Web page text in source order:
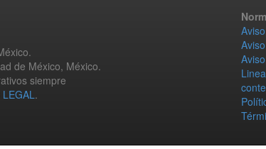
de México, México.
siempre
LEGAL.